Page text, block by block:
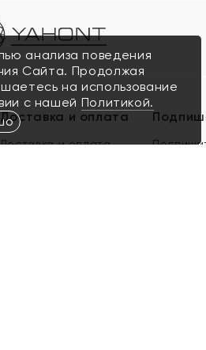
Доставка и оплата
Доставка и оплата
анализа поведения
Сайта. Продолжая
на использование
с нашей Политикой.